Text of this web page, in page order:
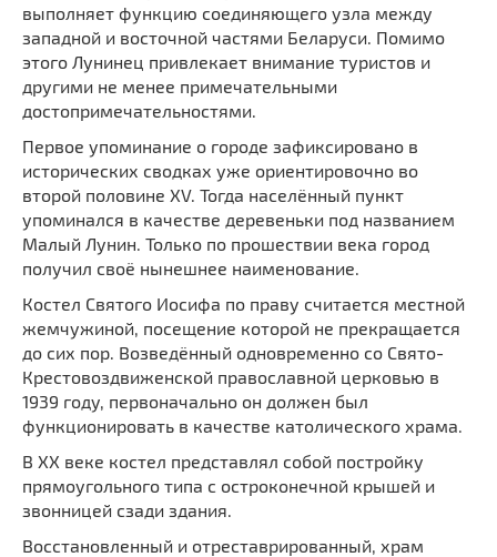
Церкви
Монастыри
Костелы
Мечети
Синагоги
Часовни
Кирхи
Кладбище
Культурные центры
Галереи
Концертные залы
Выберите населенный пункт
Выберите направление
выполняет функцию соединяющего узла между
западной и восточной частями Беларуси. Помимо
этого Лунинец привлекает внимание туристов и
другими не менее примечательными
достопримечательностями.
Первое упоминание о городе зафиксировано в
исторических сводках уже ориентировочно во
второй половине XV. Тогда населённый пункт
упоминался в качестве деревеньки под названием
Малый Лунин. Только по прошествии века город
получил своё нынешнее наименование.
Костел Святого Иосифа по праву считается местной
жемчужиной, посещение которой не прекращается
до сих пор. Возведённый одновременно со Свято-
Крестовоздвиженской православной церковью в
1939 году, первоначально он должен был
функционировать в качестве католического храма.
В XX веке костел представлял собой постройку
прямоугольного типа с остроконечной крышей и
звонницей сзади здания.
Восстановленный и отреставрированный, храм